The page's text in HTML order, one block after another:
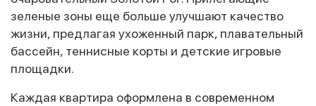
зеленые зоны еще больше улучшают качество
жизни, предлагая ухоженный парк, плавательный
бассейн, теннисные корты и детские игровые
площадки.
Каждая квартира оформлена в современном